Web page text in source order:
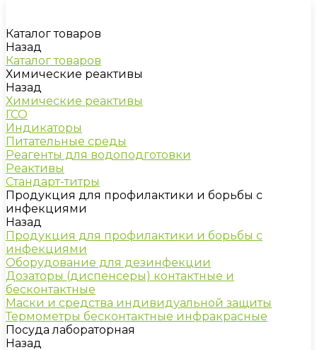
Каталог товаров
Назад
Каталог товаров
Химические реактивы
Назад
Химические реактивы
ГСО
Индикаторы
Питательные среды
Реагенты для водоподготовки
Реактивы
Стандарт-титры
Продукция для профилактики и борьбы с
инфекциями
Назад
Продукция для профилактики и борьбы с
инфекциями
Оборудование для дезинфекции
Дозаторы (диспенсеры) контактные и
бесконтактные
Маски и средства индивидуальной защиты
Термометры бесконтактные инфракрасные
Посуда лабораторная
Назад